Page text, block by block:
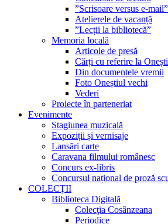
”Scrisoare versus e-mail”
Atelierele de vacanță
”Lecții la bibliotecă”
Memoria locală
Articole de presă
Cărți cu referire la Onești
Din documentele vremii
Foto Oneștiul vechi
Vederi
Proiecte în parteneriat
Evenimente
Stagiunea muzicală
Expoziții și vernisaje
Lansări carte
Caravana filmului românesc
Concurs ex-libris
Concursul național de proză
COLECŢII
Biblioteca Digitală
Colecţia Cosânzeana
Periodice